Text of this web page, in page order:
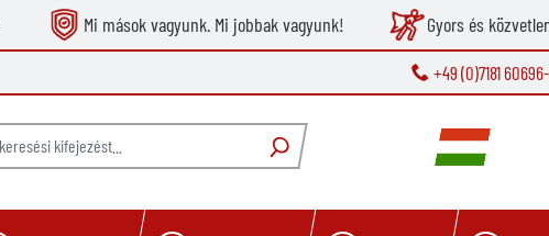
Mi mások vagyunk. Mi jobbak vagyunk! Gyors és
+49 (0)7181